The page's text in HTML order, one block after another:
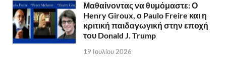
Μαθαίνοντας να θυμόμαστε: Ο
Henry Giroux, ο Paulo Freire και η
κριτική παιδαγωγική στην εποχή
του Donald J. Trump
19 Ιουλίου 2026